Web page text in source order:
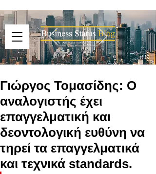
Γιώργος Τομασίδης: Ο
αναλογιστής έχει
επαγγελματική και
δεοντολογική ευθύνη να
τηρεί τα επαγγελματικά
και τεχνικά standards.